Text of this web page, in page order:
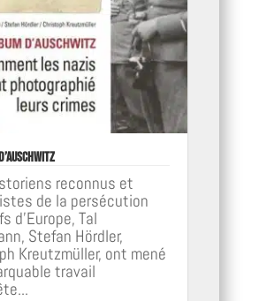
reconnus et
de la persécution
d’Europe, Tal
Stefan Hördler,
Kreutzmüller, ont mené
travail